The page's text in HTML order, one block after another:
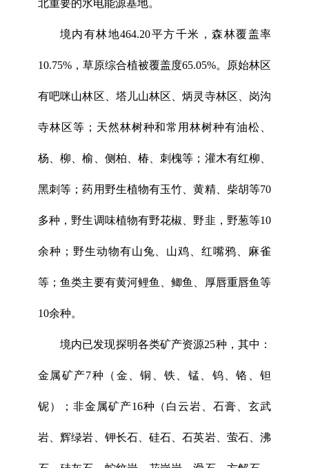
北重要的水电能源基地。
境内有林地464.20平方千米，森林覆盖率
10.75%，草原综合植被覆盖度65.05%。原始林区
有吧咪山林区、塔儿山林区、炳灵寺林区、岗沟
寺林区等；天然林树种和常用林树种有油松、
杨、柳、榆、侧柏、椿、刺槐等；灌木有红柳、
黑刺等；药用野生植物有玉竹、黄精、柴胡等70
多种，野生调味植物有野花椒、野韭，野葱等10
余种；野生动物有山兔、山鸡、红嘴鸦、麻雀
等；鱼类主要有黄河鲤鱼、鲫鱼、厚唇重唇鱼等
10余种。
境内已发现探明各类矿产资源25种，其中：
金属矿产7种（金、铜、铁、锰、钨、铬、钽
铌）；非金属矿产16种（白云岩、石膏、玄武
岩、辉绿岩、钾长石、硅石、石英岩、萤石、沸